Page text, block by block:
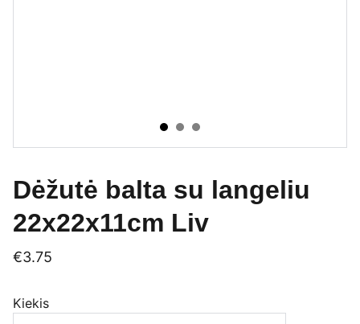
Dėžutė balta su langeliu
22x22x11cm Liv
€3.75
Kiekis